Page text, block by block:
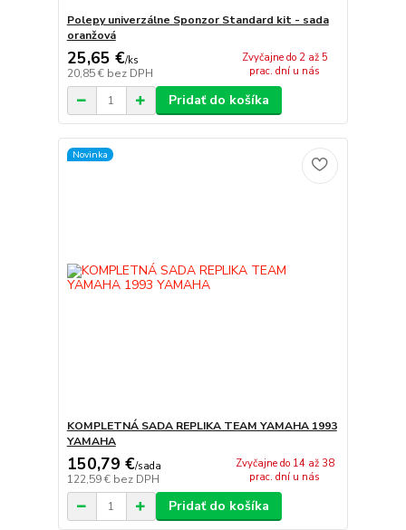
Polepy univerzálne Sponzor Standard kit - sada
oranžová
25,65 €/ks
20,85 € bez DPH
Zvyčajne do 2 až 5
prac. dní u nás
Pridať do košíka
Novinka
KOMPLETNÁ SADA REPLIKA TEAM YAMAHA 1993
YAMAHA
150,79 €/sada
122,59 € bez DPH
Zvyčajne do 14 až 38
prac. dní u nás
Pridať do košíka